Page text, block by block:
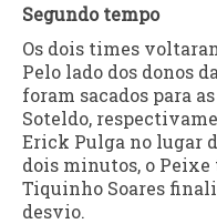
Segundo tempo
Os dois times
Pelo lado dos donos
foram sacados para
Soteldo,
Erick Pulga no lugar
dois minutos, o Peixe
Tiquinho Soares
desvio.